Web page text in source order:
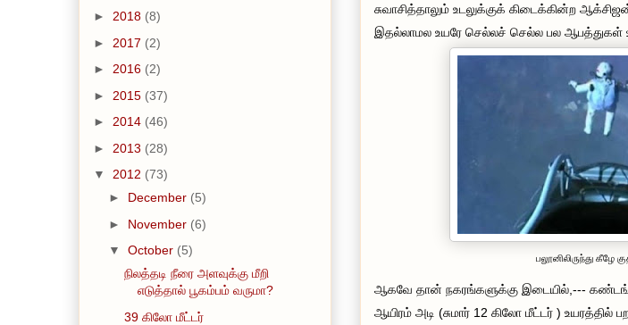
சுவாசித்தாலும் உடலுக்குக் கிடைக்கின்ற
இதல்லாமல உயரே செல்லச் செல்ல பல ஆபத்துகள்
பலூனிலிருந்து கீழே
ஆகவே தான் நகரங்களுக்கு இடையில்,---
ஆயிரம் அடி (சுமார் 12 கிலோ மீட்டர் ) உயரத்தில்
► 2018 (8)
► 2017 (2)
► 2016 (2)
► 2015 (37)
► 2014 (46)
► 2013 (28)
▼ 2012 (73)
► December (5)
► November (6)
▼ October (5)
நிலத்தடி நீரை அளவுக்கு மீறி
எடுத்தால் பூகம்பம் வருமா?
39 கிலோ மீட்டர்